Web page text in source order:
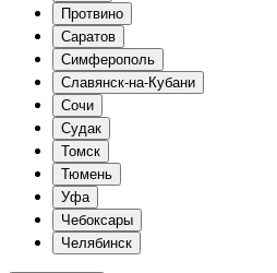
Протвино
Саратов
Симферополь
Славянск-на-Кубани
Сочи
Судак
Томск
Тюмень
Уфа
Чебоксары
Челябинск